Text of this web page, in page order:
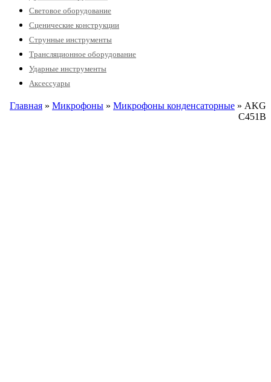
Световое оборудование
Сценические конструкции
Струнные инструменты
Трансляционное оборудование
Ударные инструменты
Аксессуары
Главная » Микрофоны » Микрофоны конденсаторные » AKG
C451B